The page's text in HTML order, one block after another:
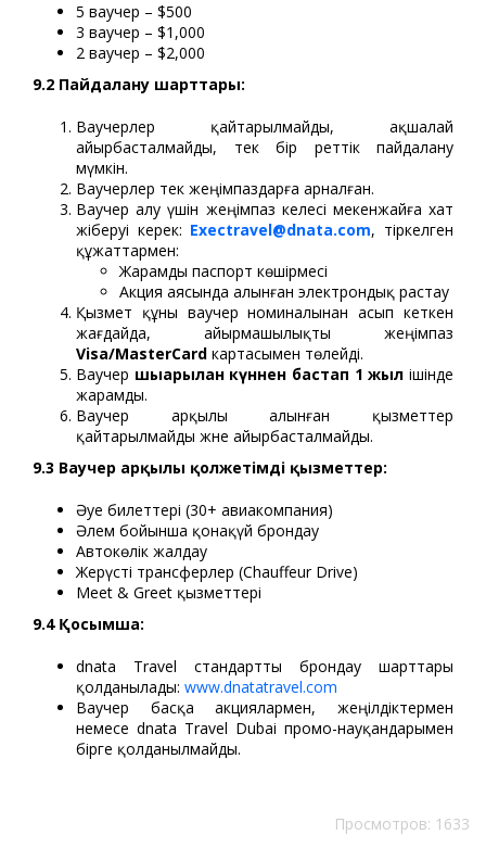
5 ваучер – $500
3 ваучер – $1,000
2 ваучер – $2,000
9.2 Пайдалану шарттары:
Ваучерлер қайтарылмайды, ақшалай
айырбасталмайды, тек бір реттік пайдалану
мүмкін.
Ваучерлер тек жеңімпаздарға арналған.
Ваучер алу үшін жеңімпаз келесі мекенжайға хат
жіберуі керек: Exectravel@dnata.com, тіркелген
құжаттармен:
Жарамды паспорт көшірмесі
Акция аясында алынған электрондық растау
Қызмет құны ваучер номиналынан асып кеткен
жағдайда, айырмашылықты жеңімпаз
Visa/MasterCard картасымен төлейді.
Ваучер шығарылған күннен бастап 1 жыл ішінде
жарамды.
Ваучер арқылы алынған қызметтер
қайтарылмайды және айырбасталмайды.
9.3 Ваучер арқылы қолжетімді қызметтер:
Әуе билеттері (30+ авиакомпания)
Әлем бойынша қонақүй брондау
Автокөлік жалдау
Жерүсті трансферлер (Chauffeur Drive)
Meet & Greet қызметтері
9.4 Қосымша:
dnata Travel стандартты брондау шарттары
қолданылады: www.dnatatravel.com
Ваучер басқа акциялармен, жеңілдіктермен
немесе dnata Travel Dubai промо-науқандарымен
бірге қолданылмайды.
Просмотров: 1633